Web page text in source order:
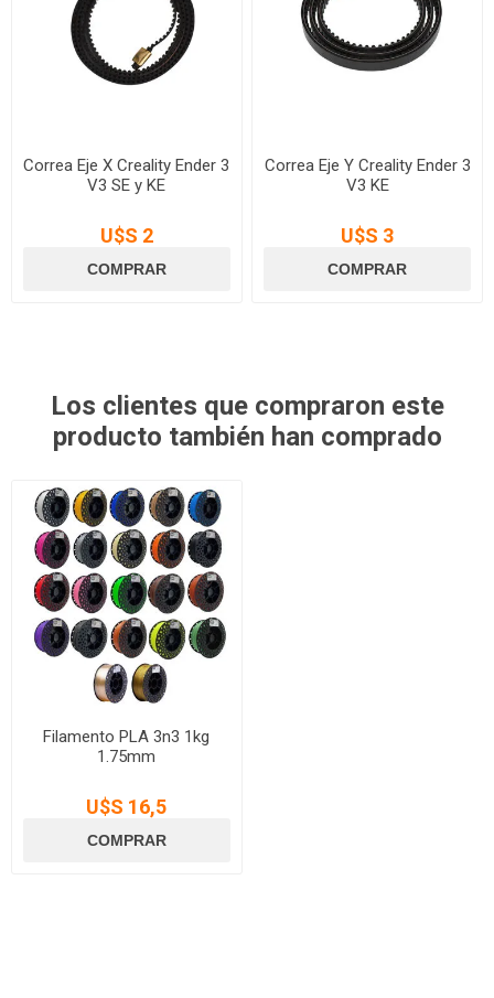
Correa Eje X Creality Ender 3
V3 SE y KE
U$S 2
Correa Eje Y Creality Ender 3
V3 KE
U$S 3
Los clientes que compraron este
producto también han comprado
Filamento PLA 3n3 1kg
1.75mm
U$S 16,5